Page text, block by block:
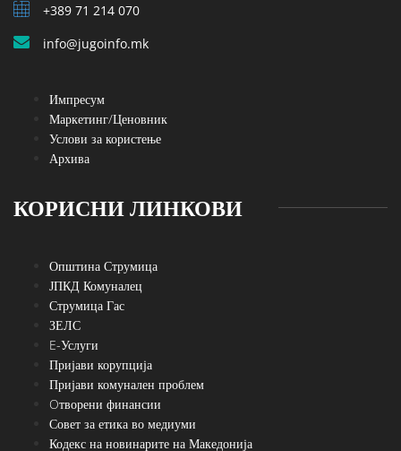
+389 71 214 070
info@jugoinfo.mk
Импресум
Маркетинг/Ценовник
Услови за користење
Архива
КОРИСНИ ЛИНКОВИ
Општина Струмица
ЈПКД Комуналец
Струмица Гас
ЗЕЛС
E-Услуги
Пријави корупција
Пријави комунален проблем
Oтворени финансии
Совет за етика во медиуми
Кодекс на новинарите на Македонија